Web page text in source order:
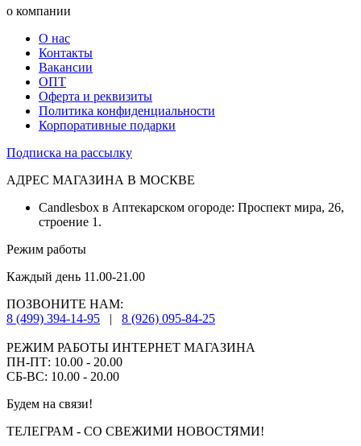
о компании
О нас
Контакты
Вакансии
ОПТ
Оферта и реквизиты
Политика конфиденциальности
Корпоративные подарки
Подписка на рассылку
АДРЕС МАГАЗИНА В МОСКВЕ
Candlesbox в Аптекарском огороде: Проспект мира, 26,
строение 1.
Режим работы
Каждый день 11.00-21.00
ПОЗВОНИТЕ НАМ:
8 (499) 394-14-95
| 8 (926) 095-84-25
РЕЖИМ РАБОТЫ ИНТЕРНЕТ МАГАЗИНА
ПН-ПТ: 10.00 - 20.00
СБ-ВС: 10.00 - 20.00
Будем на связи!
ТЕЛЕГРАМ - СО СВЕЖИМИ НОВОСТЯМИ!